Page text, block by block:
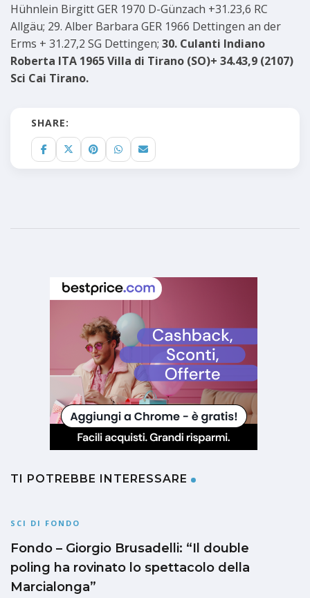
Hühnlein Birgitt GER 1970 D-Günzach +31.23,6 RC
Allgäu; 29. Alber Barbara GER 1966 Dettingen an der
Erms + 31.27,2 SG Dettingen; 30. Culanti Indiano
Roberta ITA 1965 Villa di Tirano (SO)+ 34.43,9 (2107)
Sci Cai Tirano.
SHARE:
TI POTREBBE INTERESSARE
SCI DI FONDO
Fondo – Giorgio Brusadelli: “Il double
poling ha rovinato lo spettacolo della
Marcialonga”